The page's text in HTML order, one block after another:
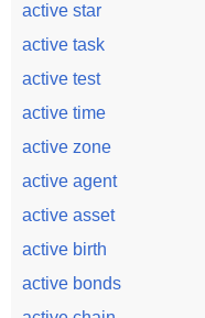
active star
active task
active test
active time
active zone
active agent
active asset
active birth
active bonds